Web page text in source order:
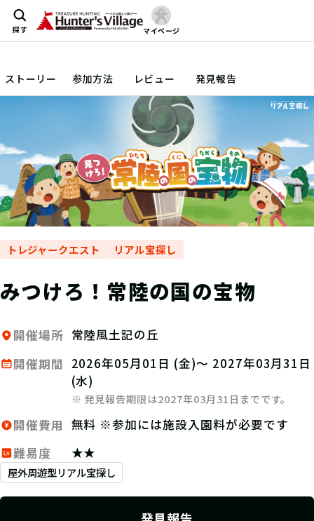
探す マイページ
ストーリー 参加方法 レビュー 発見報告
トレジャークエスト リアル宝探し
みつけろ！常陸の国の宝物
開催場所 常陸風土記の丘
開催期間
2026年05月01日 (金)～ 2027年03月31日
(水)
※ 発見報告期限は2027年03月31日までです。
開催費用 無料 ※参加には施設入園料が必要です
難易度
★★
屋外周遊型リアル宝探し